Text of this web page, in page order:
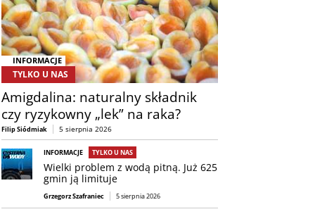
INFORMACJE
TYLKO U NAS
Amigdalina: naturalny składnik
czy ryzykowny „lek” na raka?
Filip Siódmiak 5 sierpnia 2026
INFORMACJE TYLKO U NAS
Wielki problem z wodą pitną. Już 625
gmin ją limituje
Grzegorz Szafraniec 5 sierpnia 2026